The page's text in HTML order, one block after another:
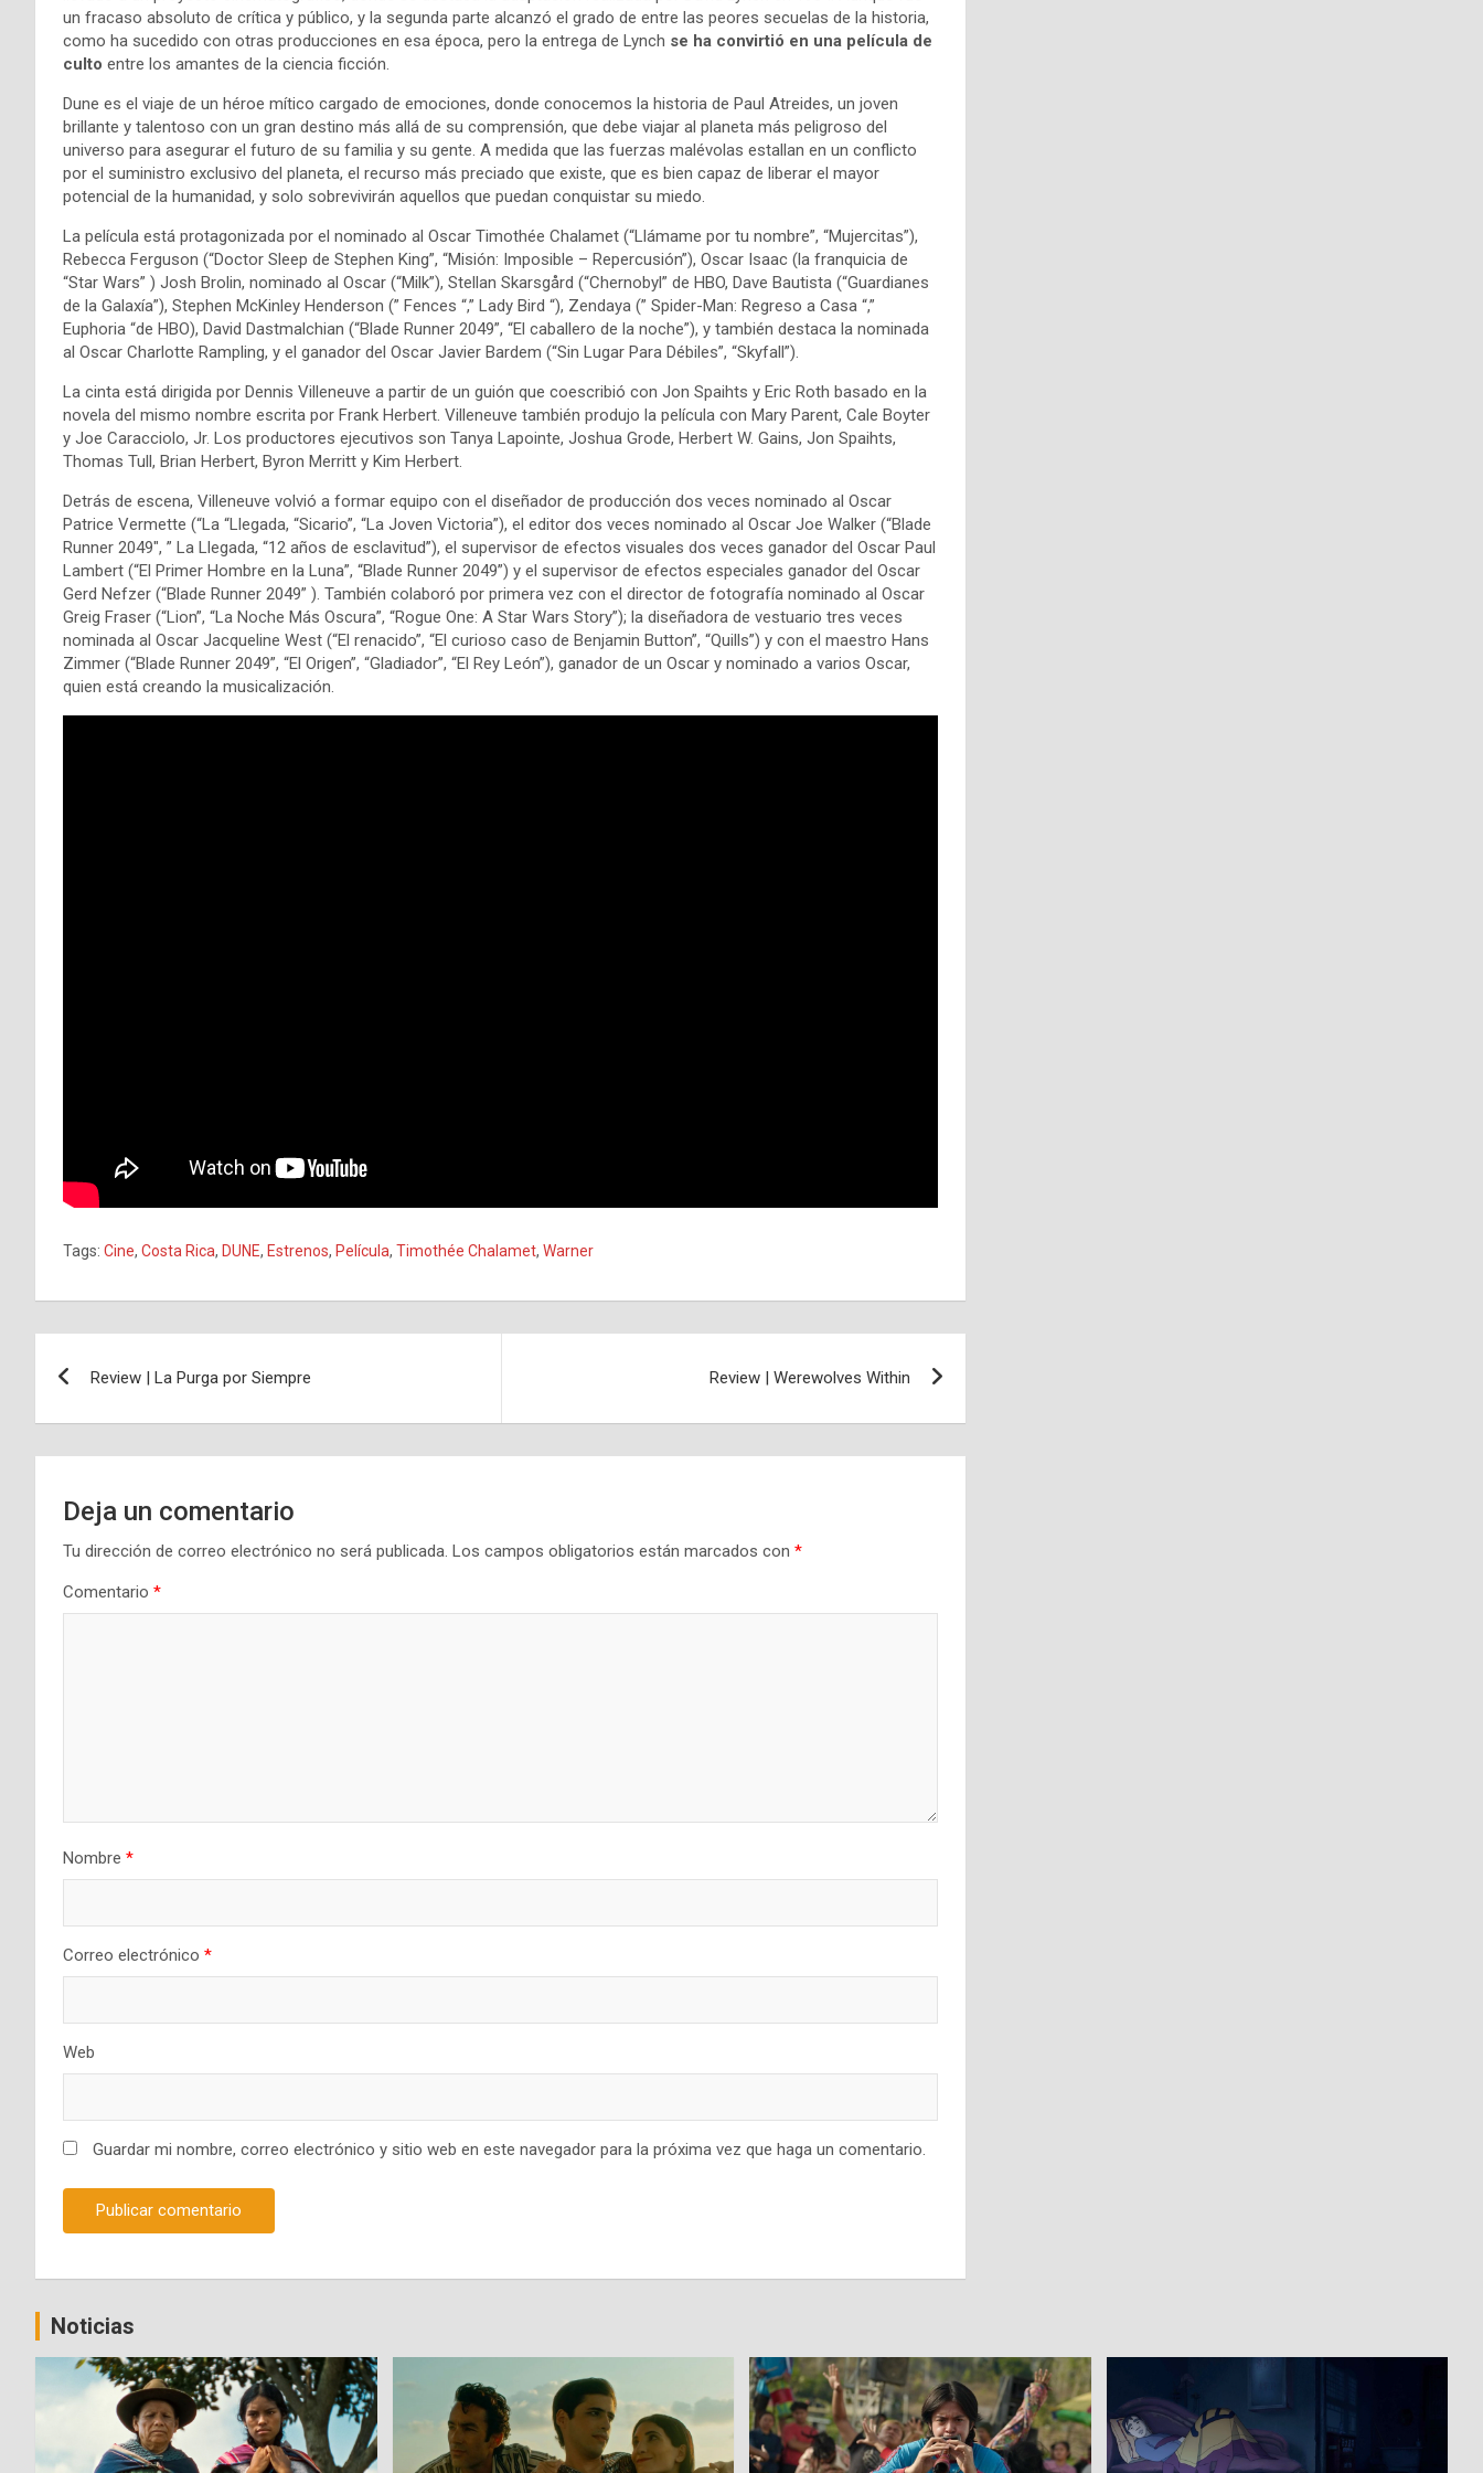
un fracaso absoluto de crítica y público, y la segunda parte alcanzó el grado de entre las peores secuelas de la historia,
como ha sucedido con otras producciones en esa época, pero la entrega de Lynch se ha convirtió en una película de
culto entre los amantes de la ciencia ficción.
Dune es el viaje de un héroe mítico cargado de emociones, donde conocemos la historia de Paul Atreides, un joven
brillante y talentoso con un gran destino más allá de su comprensión, que debe viajar al planeta más peligroso del
universo para asegurar el futuro de su familia y su gente. A medida que las fuerzas malévolas estallan en un conflicto
por el suministro exclusivo del planeta, el recurso más preciado que existe, que es bien capaz de liberar el mayor
potencial de la humanidad, y solo sobrevivirán aquellos que puedan conquistar su miedo.
La película está protagonizada por el nominado al Oscar Timothée Chalamet (“Llámame por tu nombre”, “Mujercitas”),
Rebecca Ferguson (“Doctor Sleep de Stephen King”, “Misión: Imposible – Repercusión”), Oscar Isaac (la franquicia de
“Star Wars” ) Josh Brolin, nominado al Oscar (“Milk”), Stellan Skarsgård (“Chernobyl” de HBO, Dave Bautista (“Guardianes
de la Galaxía”), Stephen McKinley Henderson (” Fences “,” Lady Bird “), Zendaya (” Spider-Man: Regreso a Casa “,”
Euphoria “de HBO), David Dastmalchian (“Blade Runner 2049”, “El caballero de la noche”), y también destaca la nominada
al Oscar Charlotte Rampling, y el ganador del Oscar Javier Bardem (“Sin Lugar Para Débiles”, “Skyfall”).
La cinta está dirigida por Dennis Villeneuve a partir de un guión que coescribió con Jon Spaihts y Eric Roth basado en la
novela del mismo nombre escrita por Frank Herbert. Villeneuve también produjo la película con Mary Parent, Cale Boyter
y Joe Caracciolo, Jr. Los productores ejecutivos son Tanya Lapointe, Joshua Grode, Herbert W. Gains, Jon Spaihts,
Thomas Tull, Brian Herbert, Byron Merritt y Kim Herbert.
Detrás de escena, Villeneuve volvió a formar equipo con el diseñador de producción dos veces nominado al Oscar
Patrice Vermette (“La “Llegada, “Sicario”, “La Joven Victoria”), el editor dos veces nominado al Oscar Joe Walker (“Blade
Runner 2049″, ” La Llegada, “12 años de esclavitud”), el supervisor de efectos visuales dos veces ganador del Oscar Paul
Lambert (“El Primer Hombre en la Luna”, “Blade Runner 2049”) y el supervisor de efectos especiales ganador del Oscar
Gerd Nefzer (“Blade Runner 2049” ). También colaboró ​​por primera vez con el director de fotografía nominado al Oscar
Greig Fraser (“Lion”, “La Noche Más Oscura”, “Rogue One: A Star Wars Story”); la diseñadora de vestuario tres veces
nominada al Oscar Jacqueline West (“El renacido”, “El curioso caso de Benjamin Button”, “Quills”) y con el maestro Hans
Zimmer (“Blade Runner 2049”, “El Origen”, “Gladiador”, “El Rey León”), ganador de un Oscar y nominado a varios Oscar,
quien está creando la musicalización.
Tags: Cine, Costa Rica, DUNE, Estrenos, Película, Timothée Chalamet, Warner
entradas
Review | La Purga por Siempre Review | Werewolves Within
Deja un comentario
Tu dirección de correo electrónico no será publicada. Los campos obligatorios están marcados con *
Comentario *
Nombre *
Correo electrónico *
Web
Guardar mi nombre, correo electrónico y sitio web en este navegador para la próxima vez que haga un comentario.
Noticias